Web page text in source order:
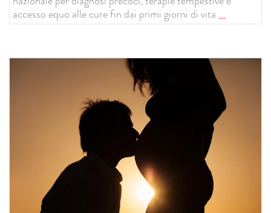
accesso equo alle cure fin dai primi giorni di vita ...